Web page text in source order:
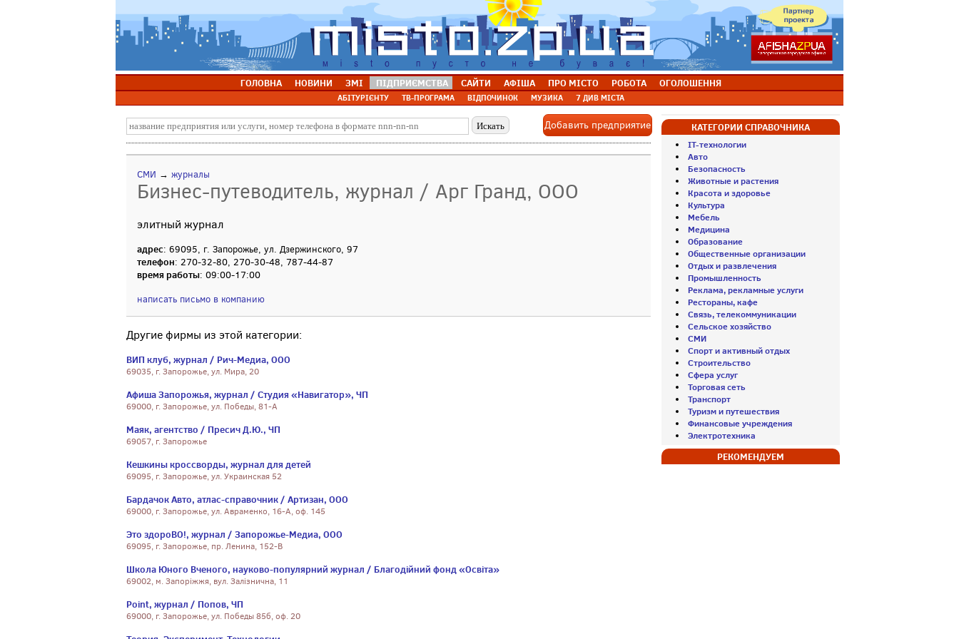
ГОЛОВНА НОВИНИ ЗМІ ПІДПРИЄМСТВА САЙТИ АФІША ПРО МІСТО РОБОТА ОГОЛОШЕННЯ
АБІТУРІЄНТУ ТВ-ПРОГРАМА ВІДПОЧИНОК МУЗИКА 7 ДИВ МІСТА
Добавить предприятие
СМИ → журналы
Бизнес-путеводитель, журнал / Арг Гранд, ООО
элитный журнал
адрес: 69095, г. Запорожье, ул. Дзержинского, 97
телефон: 270-32-80, 270-30-48, 787-44-87
время работы: 09:00-17:00
написать письмо в компанию
Другие фирмы из этой категории:
ВИП клуб, журнал / Рич-Медиа, ООО
69035, г. Запорожье, ул. Мира, 20
Афиша Запорожья, журнал / Студия «Навигатор», ЧП
69000, г. Запорожье, ул. Победы, 81-А
Маяк, агентство / Пресич Д.Ю., ЧП
69057, г. Запорожье
Кешкины кроссворды, журнал для детей
69095, г. Запорожье, ул. Украинская 52
Бардачок Авто, атлас-справочник / Артизан, ООО
69000, г. Запорожье, ул. Авраменко, 16-А, оф. 145
Это здороВО!, журнал / Запорожье-Медиа, ООО
69095, г. Запорожье, пр. Ленина, 152-В
Школа Юного Вченого, науково-популярний журнал / Благодійний фонд «Освіта»
69002, м. Запоріжжя, вул. Залізнична, 11
Point, журнал / Попов, ЧП
69000, г. Запорожье, ул. Победы 85б, оф. 20
КАТЕГОРИИ СПРАВОЧНИКА
IT-технологии
Авто
Безопасность
Животные и растения
Красота и здоровье
Культура
Мебель
Медицина
Образование
Общественные организации
Отдых и развлечения
Промышленность
Реклама, рекламные услуги
Рестораны, кафе
Связь, телекоммуникации
Сельское хозяйство
СМИ
Спорт и активный отдых
Строительство
Сфера услуг
Торговая сеть
Транспорт
Туризм и путешествия
Финансовые учреждения
Электротехника
РЕКОМЕНДУЕМ